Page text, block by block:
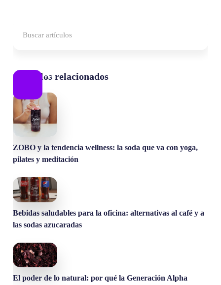
Artículos relacionados
ZOBO y la tendencia wellness: la soda que va con yoga,
pilates y meditación
Bebidas saludables para la oficina: alternativas al café y a
las sodas azucaradas
El poder de lo natural: por qué la Generación Alpha